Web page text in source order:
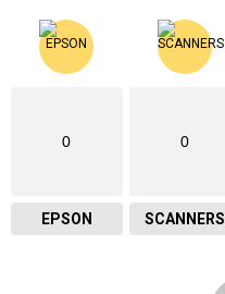
0
EPSON
0
SCANNERS